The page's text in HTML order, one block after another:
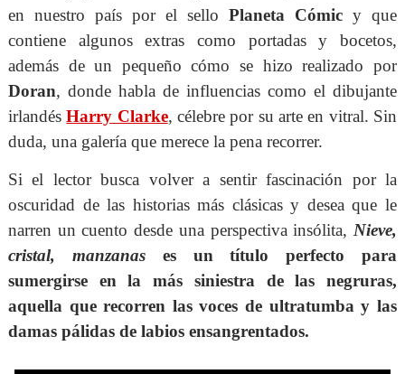
en nuestro país por el selloPlaneta Cómicy que
contiene algunos extras como portadas y bocetos,
además de un pequeño cómo se hizo realizado por
Doran, donde habla de influencias como el dibujante
irlandésHarry Clarke, célebre por su arte en vitral. Sin
duda, una galería que merece la pena recorrer.
Si el lector busca volver a sentir fascinación por la
oscuridad de las historias más clásicas y desea que le
narren un cuento desde una perspectiva insólita, Nieve,
cristal, manzanases un título perfecto para
sumergirse en la más siniestra de las negruras,
aquella que recorren las voces de ultratumba y las
damas pálidas de labios ensangrentados.